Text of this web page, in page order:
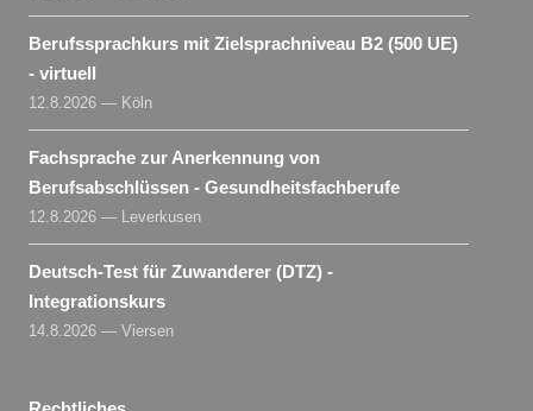
Berufssprachkurs mit Zielsprachniveau B2 (500 UE)
- virtuell
12.8.2026 — Köln
Fachsprache zur Anerkennung von
Berufsabschlüssen - Gesundheitsfachberufe
12.8.2026 — Leverkusen
Deutsch-Test für Zuwanderer (DTZ) -
Integrationskurs
14.8.2026 — Viersen